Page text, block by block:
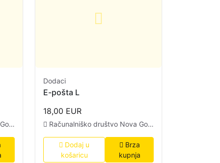
Dodaci
E-pošta L
18,00 EUR
Računalniško društvo Nova Gorica
Dodaj u
košaricu
Brza
kupnja